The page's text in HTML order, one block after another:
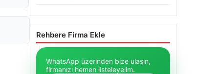
Rehbere Firma Ekle
WhatsApp üzerinden bize ulaşın,
firmanızı hemen listeleyelim.